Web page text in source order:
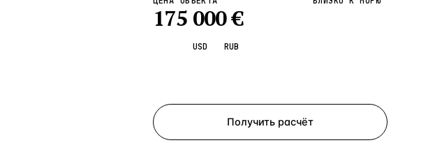
175 000€
USD RUB
Получить расчёт